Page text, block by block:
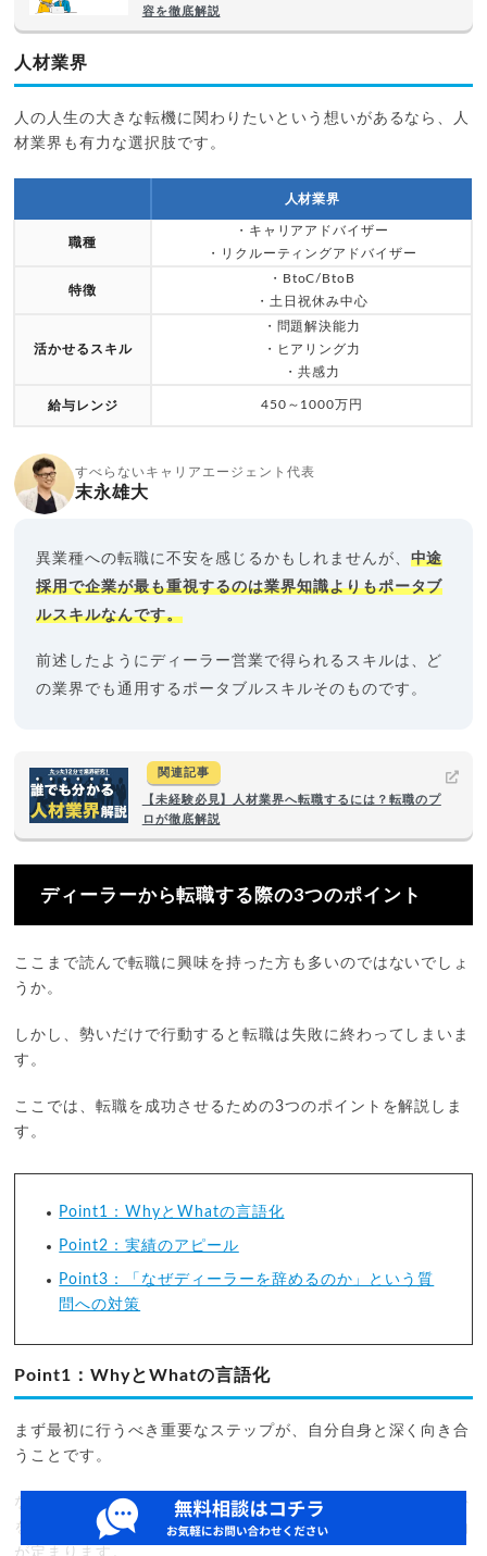
容を徹底解説
人材業界
人の人生の大きな転機に関わりたいという想いがあるなら、人
材業界も有力な選択肢です。
人材業界
職種
・キャリアアドバイザー
・リクルーティングアドバイザー
特徴
・BtoC/BtoB
・土日祝休み中心
活かせるスキル
・問題解決能力
・ヒアリング力
・共感力
給与レンジ 450～1000万円
すべらないキャリアエージェント代表
末永雄大
異業種への転職に不安を感じるかもしれませんが、 中途
採用で企業が最も重視するのは業界知識よりもポータブ
ルスキルなんです。
前述したようにディーラー営業で得られるスキルは、ど
の業界でも通用するポータブルスキルそのものです。
関連記事
【未経験必見】人材業界へ転職するには？転職のプ
ロが徹底解説
ディーラーから転職する際の3つのポイント
ここまで読んで転職に興味を持った方も多いのではないでしょ
うか。
しかし、勢いだけで行動すると転職は失敗に終わってしまいま
す。
ここでは、転職を成功させるための3つのポイントを解説しま
す。
Point1：WhyとWhatの言語化
Point2：実績のアピール
Point3：「なぜディーラーを辞めるのか」という質
問への対策
Point1：WhyとWhatの言語化
まず最初に行うべき重要なステップが、自分自身と深く向き合
うことです。
なぜ転職したいのか、そして転職によって何を実現したいのか
を言語化することで、今後の活動すべての指針となる転職の軸